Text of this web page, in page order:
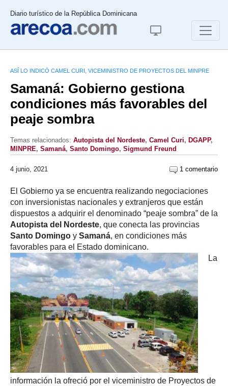
Diario turístico de la República Dominicana
ASÍ LO INDICÓ CAMEL CURI, VICEMINISTRO DE PROYECTOS DEL MINPRE
Samaná: Gobierno gestiona
condiciones más favorables del
peaje sombra
Temas relacionados: Autopista del Nordeste, Camel Curi, DGAPP,
MINPRE, Samaná, Santo Domingo, Sigmund Freund
4 junio, 2021 1 comentario
El Gobierno ya se encuentra realizando negociaciones
con inversionistas nacionales y extranjeros que están
dispuestos a adquirir el denominado “peaje sombra” de la
Autopista del Nordeste, que conecta las provincias
Santo Domingo y Samaná, en condiciones más
favorables para el Estado dominicano.
La
información la ofreció por el viceministro de Proyectos de